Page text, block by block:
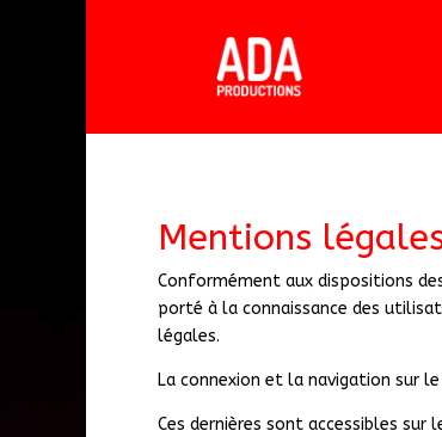
Mentions
Conformément aux dispositions
porté à la connaissance des
légales.
La connexion et la navigation sur
Ces dernières sont accessibles sur